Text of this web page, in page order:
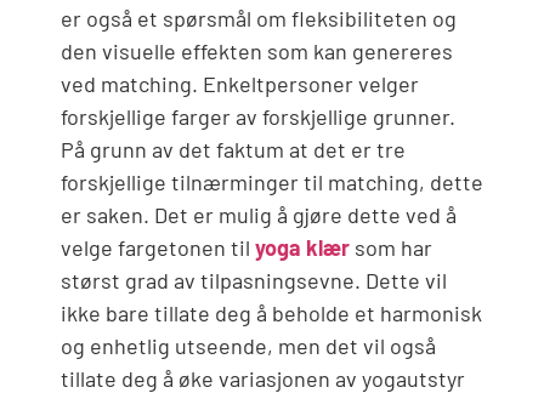
er også et spørsmål om fleksibiliteten og
den visuelle effekten som kan genereres
ved matching. Enkeltpersoner velger
forskjellige farger av forskjellige grunner.
På grunn av det faktum at det er tre
forskjellige tilnærminger til matching, dette
er saken. Det er mulig å gjøre dette ved å
velge fargetonen til yoga klær som har
størst grad av tilpasningsevne. Dette vil
ikke bare tillate deg å beholde et harmonisk
og enhetlig utseende, men det vil også
tillate deg å øke variasjonen av yogautstyr